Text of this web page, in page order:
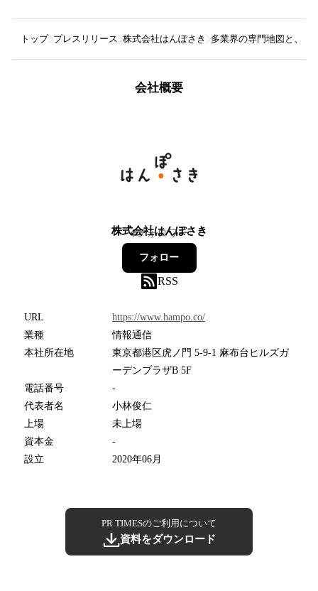
トップ プレスリリース 株式会社はんぽさき 多業界の専門地図と、リ
会社概要
株式会社はんぽさき
4フォロワー
フォロー
RSS
URL
https://www.hampo.co/
業種
情報通信
本社所在地
東京都港区虎ノ門 5-9-1 麻布台ヒルズガ
ーデンプラザB 5F
電話番号
-
代表者名
小林俊仁
上場
未上場
資本金
-
設立
2020年06月
PR TIMESのご利用について
資料をダウンロード